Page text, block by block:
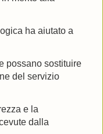
ha aiutato a
possano sostituire
del servizio
e la
dalla